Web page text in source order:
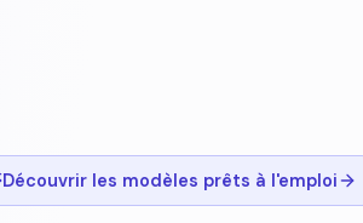
Découvrir les modèles prêts à l'emploi